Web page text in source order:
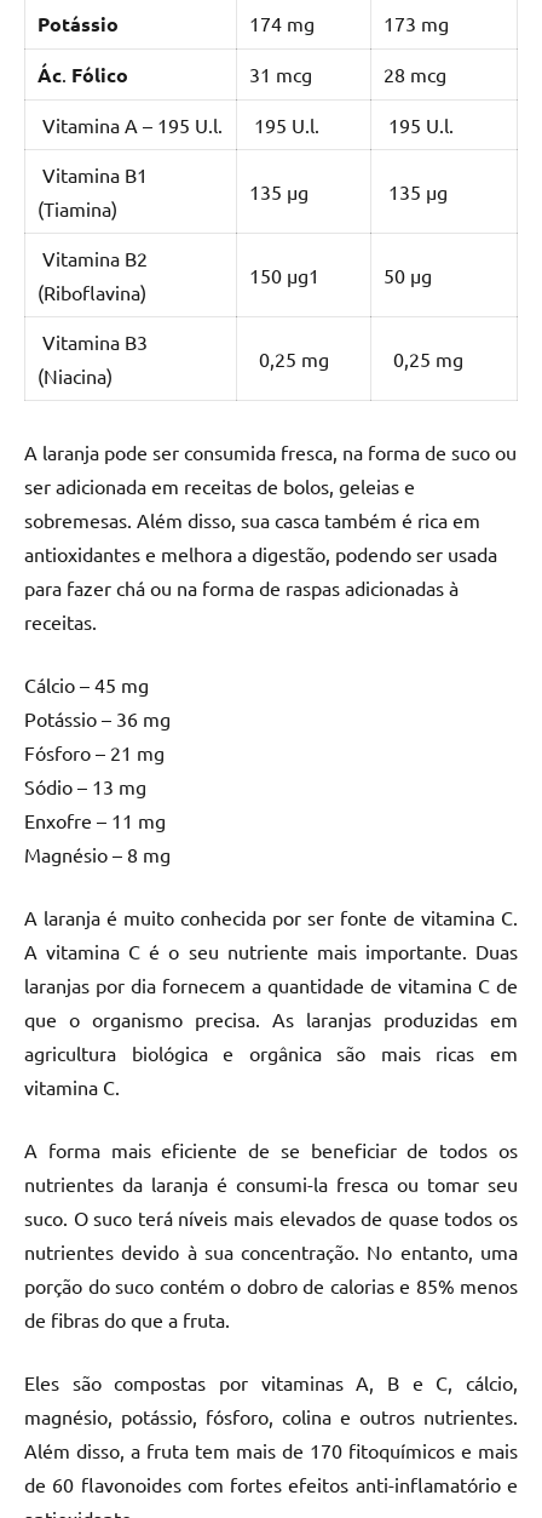
Potássio 174 mg 173 mg
Ác. Fólico 31 mcg 28 mcg
Vitamina A – 195 U.l. 195 U.l. 195 U.l.
Vitamina B1
(Tiamina)
135 µg 135 µg
Vitamina B2
(Riboflavina)
150 µg1 50 µg
Vitamina B3
(Niacina)
0,25 mg 0,25 mg
A laranja pode ser consumida fresca, na forma de suco ou
ser adicionada em receitas de bolos, geleias e
sobremesas. Além disso, sua casca também é rica em
antioxidantes e melhora a digestão, podendo ser usada
para fazer chá ou na forma de raspas adicionadas à
receitas.
Cálcio – 45 mg
Potássio – 36 mg
Fósforo – 21 mg
Sódio – 13 mg
Enxofre – 11 mg
Magnésio – 8 mg
A laranja é muito conhecida por ser fonte de vitamina C.
A vitamina C é o seu nutriente mais importante. Duas
laranjas por dia fornecem a quantidade de vitamina C de
que o organismo precisa. As laranjas produzidas em
agricultura biológica e orgânica são mais ricas em
vitamina C.
A forma mais eficiente de se beneficiar de todos os
nutrientes da laranja é consumi-la fresca ou tomar seu
suco. O suco terá níveis mais elevados de quase todos os
nutrientes devido à sua concentração. No entanto, uma
porção do suco contém o dobro de calorias e 85% menos
de fibras do que a fruta.
Eles são compostas por vitaminas A, B e C, cálcio,
magnésio, potássio, fósforo, colina e outros nutrientes.
Além disso, a fruta tem mais de 170 fitoquímicos e mais
de 60 flavonoides com fortes efeitos anti-inflamatório e